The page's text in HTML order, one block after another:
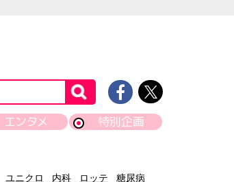
エンタメ 特別企画
ユニクロ 内科 ロッテ
糖尿病